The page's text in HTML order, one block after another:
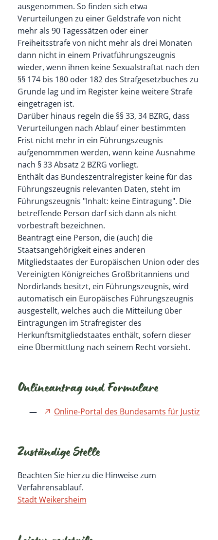
ausgenommen. So finden sich etwa
Verurteilungen zu einer Geldstrafe von nicht
mehr als 90 Tagessätzen oder einer
Freiheitsstrafe von nicht mehr als drei Monaten
dann nicht in einem Privatführungszeugnis
wieder, wenn ihnen keine Sexualstraftat nach den
§§ 174 bis 180 oder 182 des Strafgesetzbuches zu
Grunde lag und im Register keine weitere Strafe
eingetragen ist.
Darüber hinaus regeln die §§ 33, 34 BZRG, dass
Verurteilungen nach Ablauf einer bestimmten
Frist nicht mehr in ein Führungszeugnis
aufgenommmen werden, wenn keine Ausnahme
nach § 33 Absatz 2 BZRG vorliegt.
Enthält das Bundeszentralregister keine für das
Führungszeugnis relevanten Daten, steht im
Führungszeugnis "Inhalt: keine Eintragung". Die
betreffende Person darf sich dann als nicht
vorbestraft bezeichnen.
Beantragt eine Person, die (auch) die
Staatsangehörigkeit eines anderen
Mitgliedstaates der Europäischen Union oder des
Vereinigten Königreiches Großbritanniens und
Nordirlands besitzt, ein Führungszeugnis, wird
automatisch ein Europäisches Führungszeugnis
ausgestellt, welches auch die Mitteilung über
Eintragungen im Strafregister des
Herkunftsmitgliedstaates enthält, sofern dieser
eine Übermittlung nach seinem Recht vorsieht.
Onlineantrag und Formulare
Online-Portal des Bundesamts für Justiz
Zuständige Stelle
Beachten Sie hierzu die Hinweise zum
Verfahrensablauf.
Stadt Weikersheim